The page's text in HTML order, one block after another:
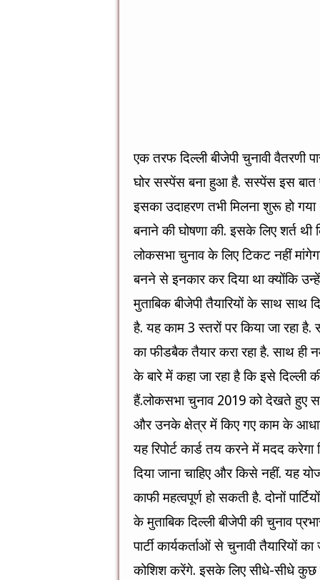
एक तरफ दिल्ली बीजेपी चुनावी वैतरणी
घोर सस्पेंस बना हुआ है. सस्पेंस इस बात
इसका उदाहरण तभी मिलना शुरू हो गया
बनाने की घोषणा की. इसके लिए शर्त थी
लोकसभा चुनाव के लिए टिकट नहीं
बनने से इनकार कर दिया था क्योंकि
मुताबिक बीजेपी तैयारियों के साथ साथ
है. यह काम 3 स्तरों पर किया जा रहा है.
का फीडबैक तैयार करा रहा है. साथ ही
के बारे में कहा जा रहा है कि इसे दिल्ली
हैं.लोकसभा चुनाव 2019 को देखते हुए
और उनके क्षेत्र में किए गए काम के
यह रिपोर्ट कार्ड तय करने में मदद
दिया जाना चाहिए और किसे नहीं. यह
काफी महत्वपूर्ण हो सकती है. दोनों
के मुताबिक दिल्ली बीजेपी की चुनाव
पार्टी कार्यकर्ताओं से चुनावी
कोशिश करेंगे. इसके लिए सीधे-सीधे कुछ